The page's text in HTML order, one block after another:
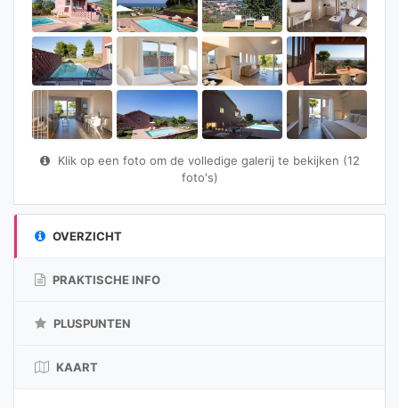
Klik op een foto om de volledige galerij te bekijken (12
foto's)
OVERZICHT
PRAKTISCHE INFO
PLUSPUNTEN
KAART